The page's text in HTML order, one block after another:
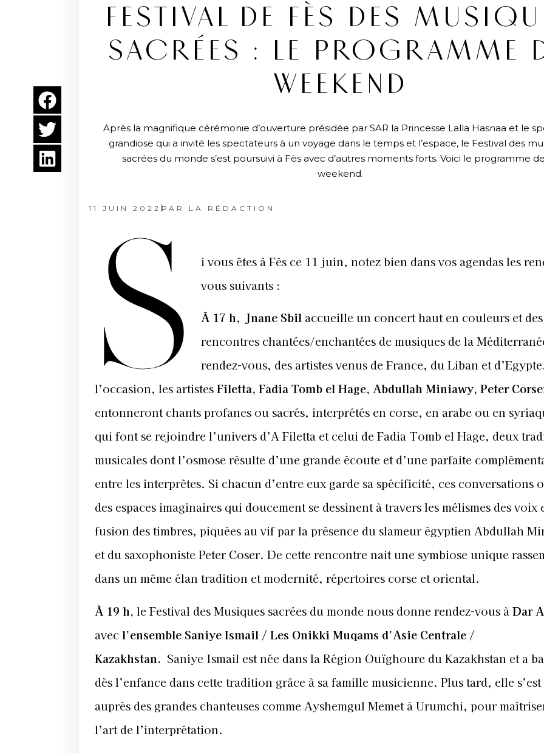
FESTIVAL DE FÈS DES
SACRÉES : LE PROGRAMME
WEEKEND
Après la magnifique cérémonie d’ouverture présidée par SAR la Princesse Lalla Hasnaa et le
grandiose qui a invité les spectateurs à un voyage dans le temps et l’espace, le Festival des
sacrées du monde s’est poursuivi à Fès avec d’autres moments forts. Voici le programme
weekend.
11 JUIN 2022 PAR LA RÉDACTION
S
i vous êtes à Fès ce 11 juin, notez bien dans vos agendas les
vous suivants :
À 17 h, Jnane Sbil accueille un concert haut en couleurs et des
rencontres chantées/enchantées de musiques de la
rendez-vous, des artistes venus de France, du Liban et
l’occasion, les artistesFiletta, Fadia Tomb el Hage, Abdullah Miniawy, Peter
entonneront chants profanes ou sacrés, interprétés en corse, en arabe ou en
qui font se rejoindre l’univers d’A Filetta et celui de Fadia Tomb el Hage, deux
musicales dont l’osmose résulte d’une grande écoute et d’une parfaite
entre les interprètes. Si chacun d’entre eux garde sa spécificité, ces conversations
des espaces imaginaires qui doucement se dessinent à travers les mélismes des voix
fusion des timbres, piquées au vif par la présence du slameur égyptien Abdullah
et du saxophoniste Peter Coser. De cette rencontre nait une symbiose unique
dans un même élan tradition et modernité, répertoires corse et oriental.
À 19 h, le Festival des Musiques sacrées du monde nous donne rendez-vous à Dar
avecl’ensemble Saniye Ismail / Les Onikki Muqams d’Asie Centrale /
Kazakhstan. Saniye Ismail est née dans la Région Ouïghoure du Kazakhstan et a
dès l’enfance dans cette tradition grâce à sa famille musicienne. Plus tard, elle
auprès des grandes chanteuses comme Ayshemgul Memet à Urumchi, pour
l’art de l’interprétation.